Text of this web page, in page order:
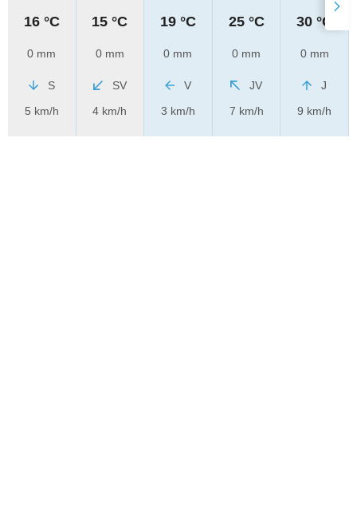
16 °C
0 mm
S
5 km/h
15 °C
0 mm
SV
4 km/h
19 °C
0 mm
V
3 km/h
25 °C
0 mm
JV
7 km/h
30 °C
0 mm
J
9 km/h